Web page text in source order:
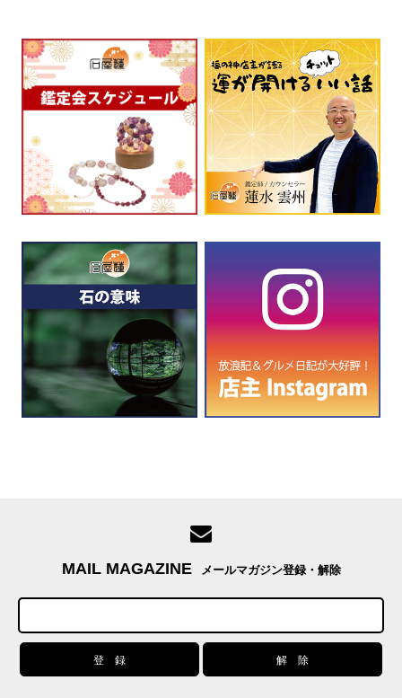
MAIL MAGAZINE メールマガジン登録・解除